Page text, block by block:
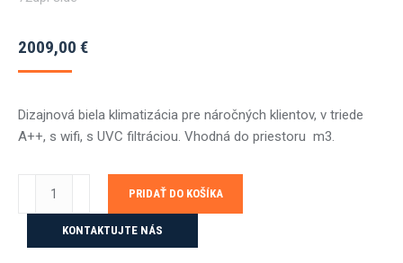
2009,00 €
Dizajnová biela klimatizácia pre náročných klientov, v triede
A++, s wifi, s UVC filtráciou. Vhodná do priestoru m3.
MARVIN
SIH/SOH24BIM
PRIDAŤ DO KOŠÍKA
KONTAKTUJTE NÁS